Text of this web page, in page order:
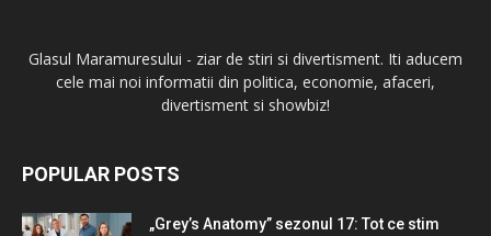
Glasul Maramuresului - ziar de stiri si divertisment. Iti aducem
cele mai noi informatii din politica, economie, afaceri,
divertisment si showbiz!
POPULAR POSTS
„Grey’s Anatomy” sezonul 17: Tot ce stim